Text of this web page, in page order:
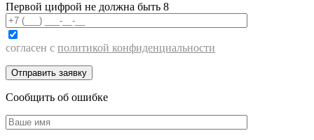
Первой цифрой не должна быть 8
согласен с политикой конфиденциальности
Сообщить об ошибке